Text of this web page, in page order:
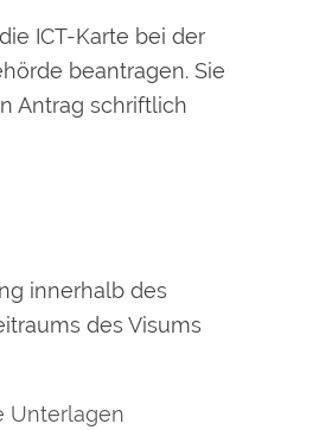
ICT-Karte bei der
beantragen. Sie
Antrag schriftlich
innerhalb des
des Visums
Unterlagen